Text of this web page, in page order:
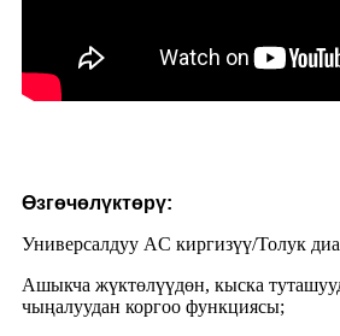
Өзгөчөлүктөрү:
Универсалдуу AC киргизүү/Толук
Ашыкча жүктөлүүдөн, кыска
чыңалуудан коргоо функциясы;